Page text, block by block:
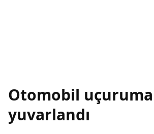
Otomobil uçuruma
yuvarlandı